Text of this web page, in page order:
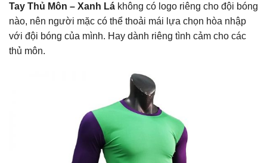
Tay Thủ Môn – Xanh Lá không có logo riêng cho đội bóng
nào, nên người mặc có thể thoải mái lựa chọn hòa nhập
với đội bóng của mình. Hay dành riêng tình cảm cho các
thủ môn.